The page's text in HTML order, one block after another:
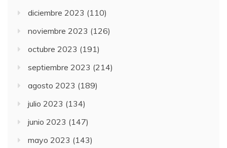
diciembre 2023 (110)
noviembre 2023 (126)
octubre 2023 (191)
septiembre 2023 (214)
agosto 2023 (189)
julio 2023 (134)
junio 2023 (147)
mayo 2023 (143)